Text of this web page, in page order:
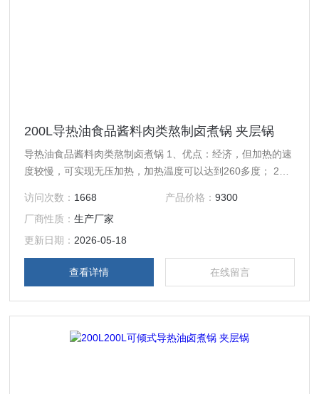
200L导热油食品酱料肉类熬制卤煮锅 夹层锅
导热油食品酱料肉类熬制卤煮锅 1、优点：经济，但加热的速
度较慢，可实现无压加热，加热温度可以达到260多度； 2、
温； 3、配有自动恒温控制系统，出料方式有立式或可倾式和
搅拌装置的选择； 4、夹层锅材质：304不锈钢夹层锅,锅体为
热旋压一次成型，无拼接；使用安全、操作方便，应用广泛；
访问次数： 1668 产品价格： 9300
厂商性质：生产厂家
更新日期： 2026-05-18
查看详情 在线留言